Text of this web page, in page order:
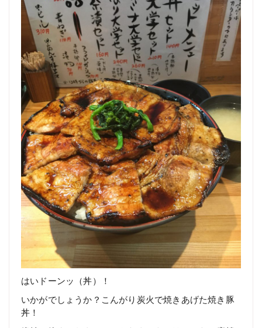
はいドーンッ（丼）！
いかがでしょうか？こんがり炭火で焼きあげた焼き豚
丼！